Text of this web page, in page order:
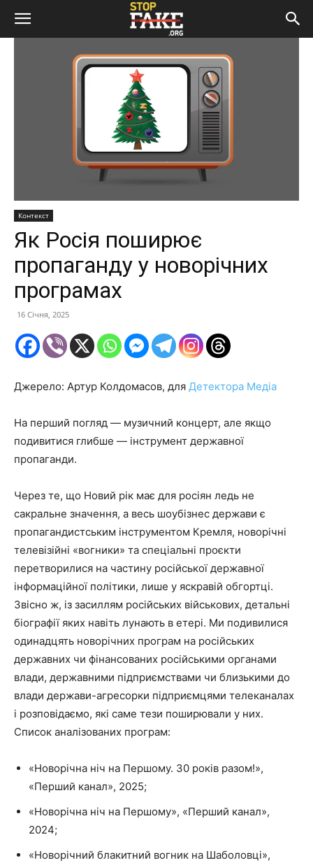
Контекст
Як Росія поширює
пропаганду у новорічних
програмах
16 Січня, 2025
Джерело: Артур Колдомасов, для Детектора Медіа
На перший погляд — музичний концерт, але якщо
подивитися глибше — інструмент державної
пропаганди.
Через те, що Новий рік має для росіян ледь не
сакральне значення, а весь шоубізнес держави є
пропагандистським інструментом Кремля, новорічні
телевізійні «вогники» та спеціальні проєкти
перетворилися на частину російської державної
інформаційної політики, лише у яскравій обгортці.
Звісно ж, із засиллям російських військових, детальні
біографії яких навіть лунають в етері. Ми подивилися
одинадцять новорічних програм на російських
державних чи фінансованих російськими органами
влади, державними підприємствами чи близькими до
влади держави-агресорки підприємцями телеканалах
і розповідаємо, які саме тези поширювали у них.
Список аналізованих програм:
«Новорічна ніч на Першому. 30 років разом!»,
«Перший канал», 2025;
«Новорічна ніч на Першому», «Перший канал»,
2024;
«Новорічний блакитний вогник на Шаболовці»,